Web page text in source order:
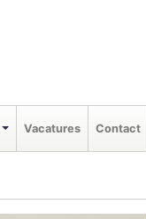
Vacatures Contact